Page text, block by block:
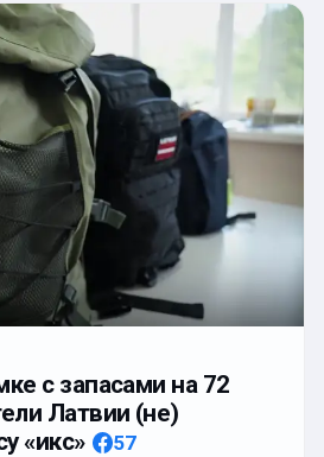
с запасами на 72
Латвии (не)
«икс»
57